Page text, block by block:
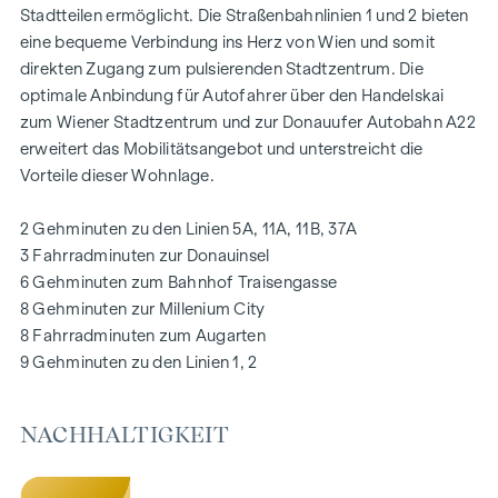
AUSSTATTUNG
Eichenparkettböden
Stilvolle Markenfliesen
Außenliegender, elektrischer Sonnenschutz
Klimaanlage im DG
Photovoltaikanlage am Dach
Digitale Gegensprechanlage und
schwarzes Brett über Handyapp
Smarte Hausverwaltungs-App „puck“
HIGHLIGHTS
Gärten, Balkone, Loggien, Dachterrassen
166 Tiefgaragenstellplätze
Stadtteilen ermöglicht. Die Straßenbahnlinien 1 und 2 bieten
eine bequeme Verbindung ins Herz von Wien und somit
direkten Zugang zum pulsierenden Stadtzentrum. Die
optimale Anbindung für Autofahrer über den Handelskai
zum Wiener Stadtzentrum und zur Donauufer Autobahn A22
erweitert das Mobilitätsangebot und unterstreicht die
Vorteile dieser Wohnlage.
2 Gehminuten zu den Linien 5A, 11A, 11B, 37A
3 Fahrradminuten zur Donauinsel
6 Gehminuten zum Bahnhof Traisengasse
8 Gehminuten zur Millenium City
8 Fahrradminuten zum Augarten
9 Gehminuten zu den Linien 1, 2
NACHHALTIGKEIT